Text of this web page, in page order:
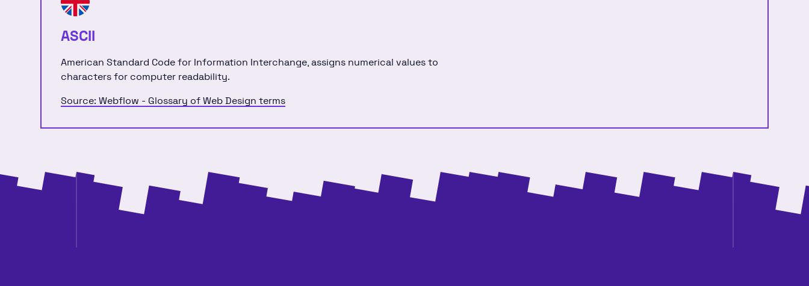
ASCII
American Standard Code for Information Interchange, assigns numerical values to
characters for computer readability.
Source: Webflow - Glossary of Web Design terms